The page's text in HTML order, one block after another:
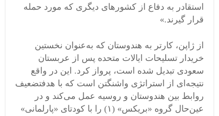
استقادر به دفاع از کشورهای دیگری که مورد حمله
قرار گیرند.»
از ژاپن، کارتر به هندوستان که بهعنوان نخستین
خریدار تسلیحات ایالات متحده پس از عربستان
سعودی تبدیل شده است، پرواز کرد. این در واقع
نتیجه ای از استراتژی واشنگتن است که با هدفتضعیف
روابط بین هندوستان و روسیه عمل میکند و در
عینحال گروه «بریکس» ( ۱) را با کودتای «پارلمانی»